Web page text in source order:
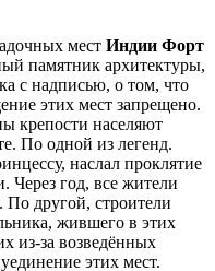
мест Индии Форт
памятник архитектуры,
с надписью, о том, что
этих мест запрещено.
крепости населяют
По одной из легенд.
наслал проклятие
Через год, все жители
другой, строители
жившего в этих
из-за возведённых
этих мест.